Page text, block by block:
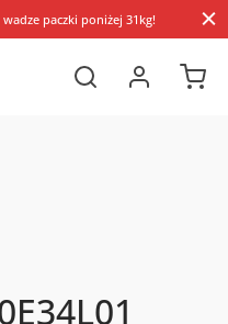
paczki poniżej 31kg!